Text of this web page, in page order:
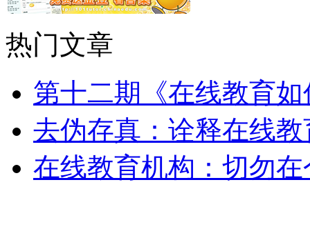
热门文章
第十二期《在线教育
去伪存真：诠释在线教
在线教育机构：切勿